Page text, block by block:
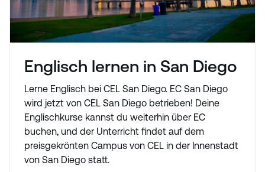
Englisch lernen in San Diego
Lerne Englisch bei CEL San Diego. EC San Diego
wird jetzt von CEL San Diego betrieben! Deine
Englischkurse kannst du weiterhin über EC
buchen, und der Unterricht findet auf dem
preisgekrönten Campus von CEL in der Innenstadt
von San Diego statt.